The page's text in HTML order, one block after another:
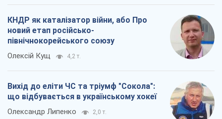
КНДР як каталізатор війни, або Про
новий етап російсько-
північнокорейського союзу
Олексій Кущ 4,2 т.
Вихід до еліти ЧС та тріумф "Сокола":
що відбувається в українському хокеї
Олександр Липенко 2,0 т.